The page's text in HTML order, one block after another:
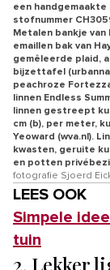
een handgemaakte
stofnummer
Metalen bankje van
emaillen bak van
gemêleerde plaid,
bijzettafel
peachroze
linnen Endless
linnen gestreept
cm (b), per meter,
Yeoward (wva.nl).
kwasten, geruite
en potten
fotografie Sjoerd
LEES OOK
Simpele
tuin
2. Lekker